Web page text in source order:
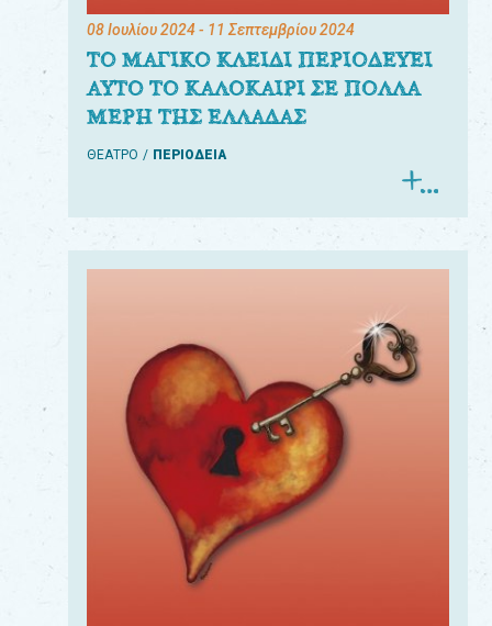
08 Ιουλίου 2024- 11 Σεπτεμβρίου 2024
ΤΟ ΜΑΓΙΚΟ ΚΛΕΙΔΙ ΠΕΡΙΟΔΕΥΕΙ
ΑΥΤΟ ΤΟ ΚΑΛΟΚΑΙΡΙ ΣΕ ΠΟΛΛΑ
ΜΕΡΗ ΤΗΣ ΕΛΛΑΔΑΣ
ΘΕΑΤΡΟ ΠΕΡΙΟΔΕΙΑ